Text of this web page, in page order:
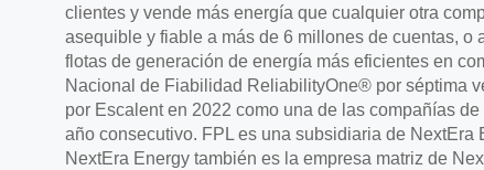
clientes y vende más energía que cualquier otra
asequible y fiable a más de 6 millones de cuentas,
flotas de generación de energía más eficientes en
Nacional de Fiabilidad ReliabilityOne® por séptima
por Escalent en 2022 como una de las compañías
año consecutivo. FPL es una subsidiaria de
NextEra Energy también es la empresa matriz de